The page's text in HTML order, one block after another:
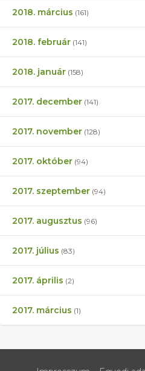
2018. március (161)
2018. február (141)
2018. január (158)
2017. december (141)
2017. november (128)
2017. október (94)
2017. szeptember (94)
2017. augusztus (96)
2017. július (83)
2017. április (2)
2017. március (1)